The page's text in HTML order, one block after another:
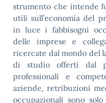
strumento che intende
utili sull’economia del
in luce i fabbisogni
delle imprese e
ricercate dal mondo del
di studio offerti dal
professionali e
aziende, retribuzioni
occupazionali sono